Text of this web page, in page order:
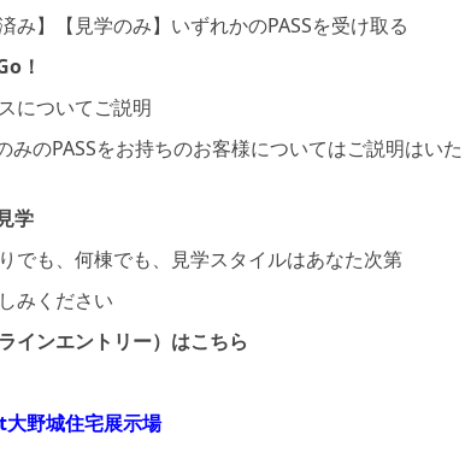
み】【見学のみ】いずれかのPASSを受け取る
！
についてご説明
のPASSをお持ちのお客様についてはご説明はいた
学
でも、何棟でも、見学スタイルはあなた次第
みください
インエントリー）はこちら
野城住宅展示場